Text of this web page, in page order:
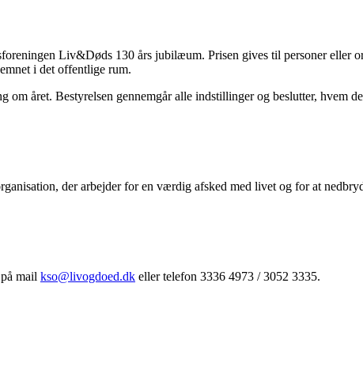
Liv&Døds 130 års jubilæum. Prisen gives til personer eller
i det offentlige rum.
året. Bestyrelsen gennemgår alle indstillinger og beslutter, hvem
der arbejder for en værdig afsked med livet og for at
mail kso@livogdoed.dk eller telefon 3336 4973 / 3052 3335.